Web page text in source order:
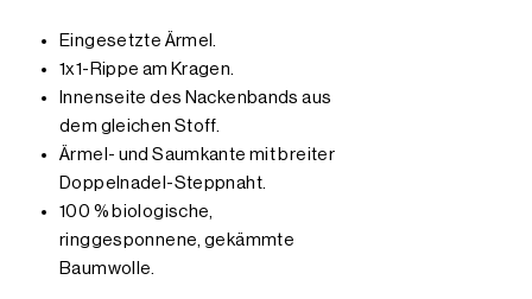
Eingesetzte Ärmel.
1x1-Rippe am Kragen.
Innenseite des Nackenbands aus
dem gleichen Stoff.
Ärmel- und Saumkante mit breiter
Doppelnadel-Steppnaht.
100 % biologische,
ringgesponnene, gekämmte
Baumwolle.